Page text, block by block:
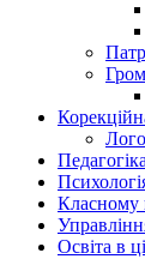
Класному
Освіта в